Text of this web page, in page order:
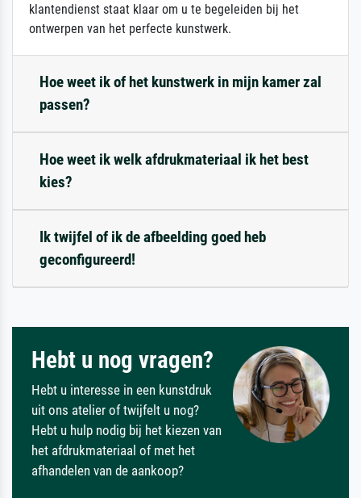
klantendienst staat klaar om u te begeleiden bij het
ontwerpen van het perfecte kunstwerk.
Hoe weet ik of het kunstwerk in mijn kamer zal
passen?
Hoe weet ik welk afdrukmateriaal ik het best
kies?
Ik twijfel of ik de afbeelding goed heb
geconfigureerd!
Hebt u nog vragen?
Hebt u interesse in een kunstdruk
uit ons atelier of twijfelt u nog?
Hebt u hulp nodig bij het kiezen van
het afdrukmateriaal of met het
afhandelen van de aankoop?